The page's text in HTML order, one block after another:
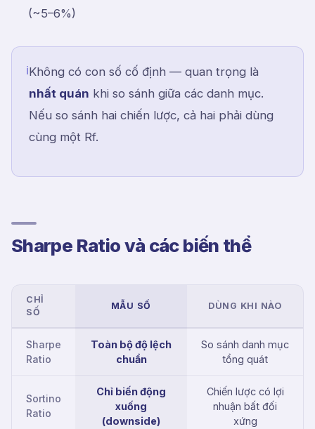
(~5–6%)
ℹKhông có con số cố định — quan trọng là
nhất quán khi so sánh giữa các danh mục.
Nếu so sánh hai chiến lược, cả hai phải dùng
cùng một Rf.
Sharpe Ratio và các biến thể
CHỈ
SỐ
MẪU SỐ DÙNG KHI NÀO
Sharpe
Ratio
Toàn bộ độ lệch
chuẩn
So sánh danh mục
tổng quát
Sortino
Ratio
Chỉ biến động
xuống
(downside)
Chiến lược có lợi
nhuận bất đối
xứng